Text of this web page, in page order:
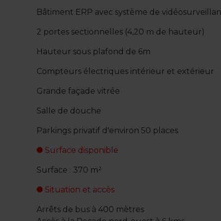
Bâtiment ERP avec système de
2 portes sectionnelles (4,20 m de hauteur)
Hauteur sous plafond de 6m
Compteurs électriques intérieur et extérieur
Grande façade vitrée
Salle de douche
Parkings privatif d'environ 50 places
Surface disponible
Surface : 370 m²
Situation et accès
Arrêts de bus à 400 mètres